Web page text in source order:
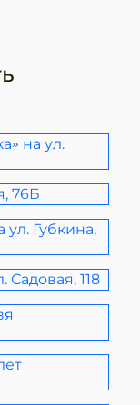
на ул.
76Б
Губкина,
118